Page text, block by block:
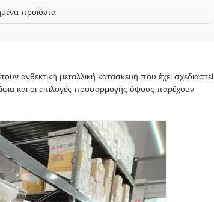
προϊόντα
ανθεκτική μεταλλική κατασκευή που έχει σχεδιαστεί
και οι επιλογές προσαρμογής ύψους παρέχουν